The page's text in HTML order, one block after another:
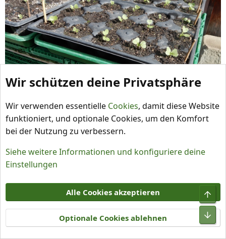
Wir schützen deine Privatsphäre
Wir verwenden essentielle Cookies, damit diese Website
funktioniert, und optionale Cookies, um den Komfort
bei der Nutzung zu verbessern.
Siehe weitere Informationen und konfiguriere deine
Einstellungen
Alle Cookies akzeptieren
Optionale Cookies ablehnen